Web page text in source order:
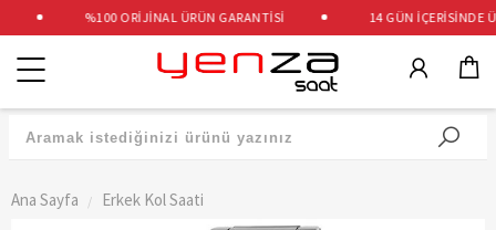
%100 ORİJİNAL ÜRÜN GARANTİSİ 14 GÜN İÇERİSİNDE
Kategoriler
Ana Sayfa Erkek Kol Saati